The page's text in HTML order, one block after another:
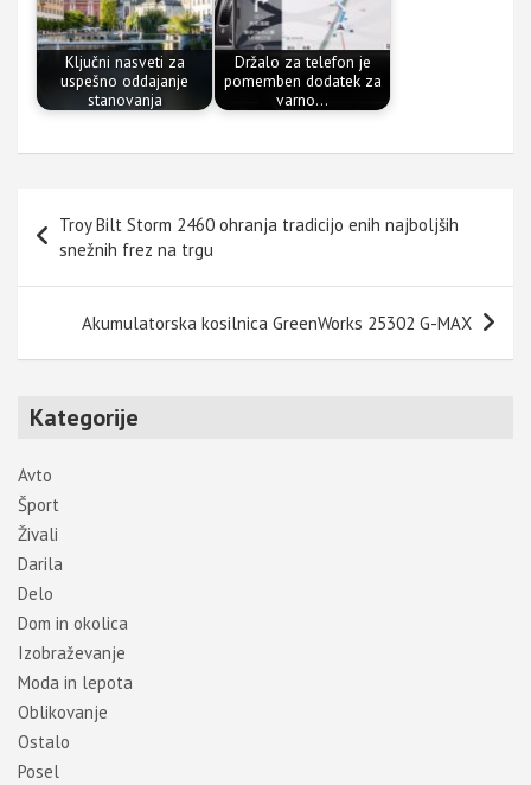
Ključni nasveti za
uspešno oddajanje
stanovanja
Držalo za telefon je
pomemben dodatek za
varno…
prispevka
Troy Bilt Storm 2460 ohranja tradicijo enih najboljših
snežnih frez na trgu
Akumulatorska kosilnica GreenWorks 25302 G-MAX
Kategorije
Avto
Šport
Živali
Darila
Delo
Dom in okolica
Izobraževanje
Moda in lepota
Oblikovanje
Ostalo
Posel